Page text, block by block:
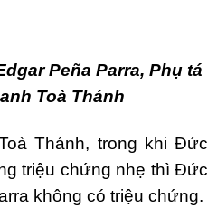
Peña Parra, Phụ tá
Toà Thánh
Thánh, trong khi Đức
triệu chứng nhẹ thì Đức
không có triệu chứng.